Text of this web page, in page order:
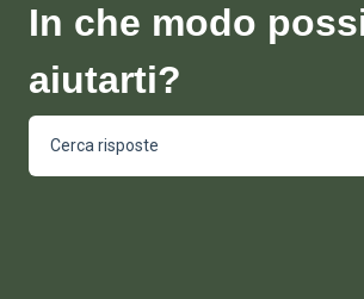
In che modo
aiutarti?